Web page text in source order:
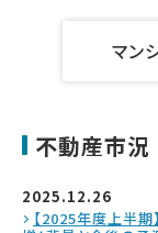
マン
不動産市況
2025.12.26
【2025年度上半